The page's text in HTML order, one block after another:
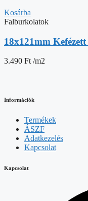
Kosárba
Falburkolatok
18x121mm
3.490 Ft /m2
Információk
Termékek
ÁSZF
Adatkezelés
Kapcsolat
Kapcsolat